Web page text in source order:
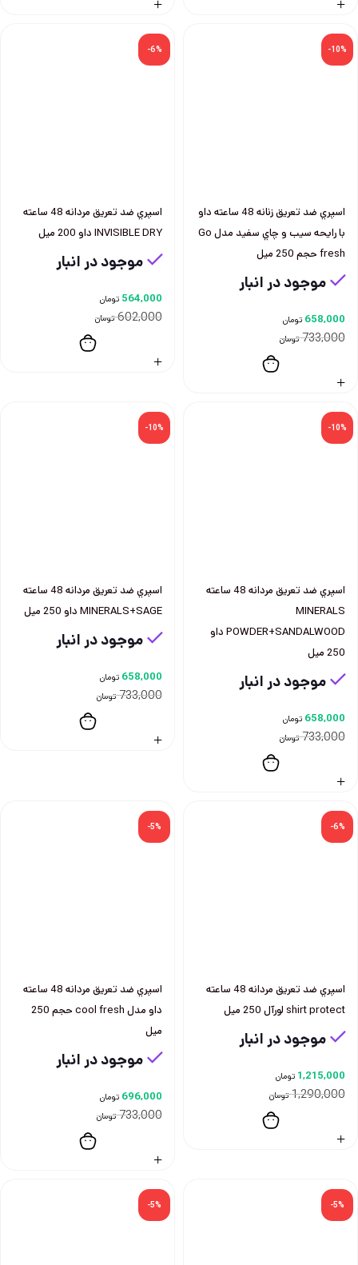
-10%
اسپري ضد تعريق زنانه 48 ساعته داو
با رايحه سيب و چاي سفيد مدل Go
fresh حجم 250 ميل
موجود در انبار
733,000 تومان
658,000 تومان
-6%
اسپري ضد تعريق مردانه 48 ساعته
INVISIBLE DRY داو 200 ميل
موجود در انبار
602,000 تومان
564,000 تومان
-10%
اسپري ضد تعريق مردانه 48 ساعته
MINERALS
POWDER+SANDALWOOD داو
250 ميل
موجود در انبار
733,000 تومان
658,000 تومان
-10%
اسپري ضد تعريق مردانه 48 ساعته
MINERALS+SAGE داو 250 ميل
موجود در انبار
733,000 تومان
658,000 تومان
-6%
اسپري ضد تعريق مردانه 48 ساعته
shirt protect لورآل 250 ميل
موجود در انبار
1,290,000 تومان
1,215,000 تومان
-5%
اسپري ضد تعريق مردانه 48 ساعته
داو مدل cool fresh حجم 250
ميل
موجود در انبار
733,000 تومان
696,000 تومان
-5%
-5%